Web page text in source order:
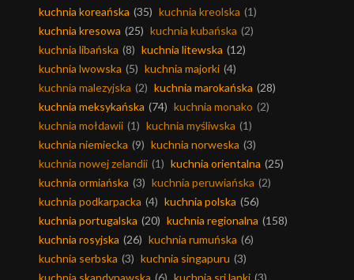
kuchnia koreańska (35) kuchnia kreolska (1)
kuchnia kresowa (25) kuchnia kubańska (2)
kuchnia libańska (8) kuchnia litewska (12)
kuchnia lwowska (5) kuchnia majorki (4)
kuchnia malezyjska (2) kuchnia marokańska (28)
kuchnia meksykańska (74) kuchnia monako (2)
kuchnia mołdawii (1) kuchnia myśliwska (1)
kuchnia niemiecka (9) kuchnia norweska (3)
kuchnia nowej zelandii (1) kuchnia orientalna (25)
kuchnia ormiańska (3) kuchnia peruwiańska (2)
kuchnia podkarpacka (4) kuchnia polska (56)
kuchnia portugalska (20) kuchnia regionalna (158)
kuchnia rosyjska (26) kuchnia rumuńska (6)
kuchnia serbska (3) kuchnia singapuru (3)
kuchnia skandynawska (6) kuchnia sri lanki (3)